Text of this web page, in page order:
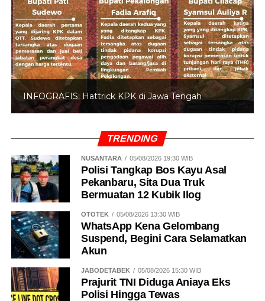
INFOGRAFIS: Hattrick KPK di Jawa Tengah
TRENDING
NUSANTARA 05/08/2026 19:30 WIB
Polisi Tangkap Bos Kayu Asal
Pekanbaru, Sita Dua Truk
Bermuatan 12 Kubik Ilog
OTOTEK 05/08/2026 13:30 WIB
WhatsApp Kena Gelombang
Suspend, Begini Cara Selamatkan
Akun
JABODETABEK 05/08/2026 15:30 WIB
Prajurit TNI Diduga Aniaya Eks
Polisi Hingga Tewas